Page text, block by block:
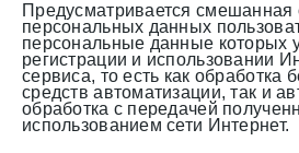
Предусматривается смешанная
персональных данных
персональные данные которых
регистрации и использовании
сервиса, то есть как обработка
средств автоматизации, так и
обработка с передачей
использованием сети Интернет.